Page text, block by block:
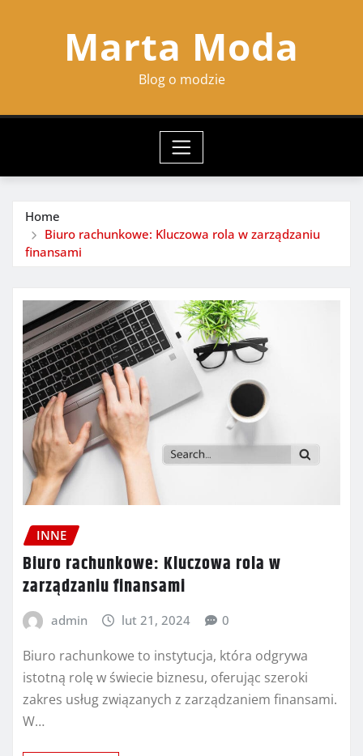
Marta Moda
Blog o modzie
Home
Biuro rachunkowe: Kluczowa rola w zarządzaniu
finansami
INNE
Biuro rachunkowe: Kluczowa rola w
zarządzaniu finansami
admin lut 21, 2024 0
Biuro rachunkowe to instytucja, która odgrywa
istotną rolę w świecie biznesu, oferując szeroki
zakres usług związanych z zarządzaniem finansami.
W…